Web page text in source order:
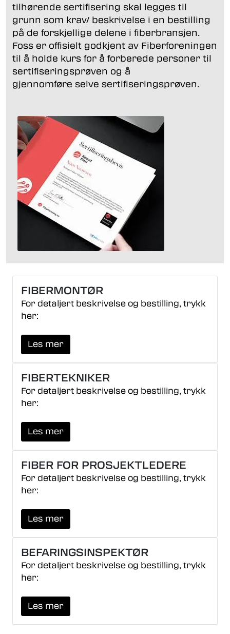
tilhørende sertifisering skal legges til
grunn som krav/ beskrivelse i en bestilling
på de forskjellige delene i fiberbransjen.
Foss er offisielt godkjent av Fiberforeningen
til å holde kurs for å forberede personer til
sertifiseringsprøven og å
gjennomføre selve sertifiseringsprøven.
FIBERMONTØR
For detaljert beskrivelse og bestilling, trykk
her:
Les mer
FIBERTEKNIKER
For detaljert beskrivelse og bestilling, trykk
her:
Les mer
FIBER FOR PROSJEKTLEDERE
For detaljert beskrivelse og bestilling, trykk
her:
Les mer
BEFARINGSINSPEKTØR
For detaljert beskrivelse og bestilling, trykk
her:
Les mer